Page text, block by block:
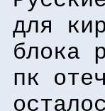
для
блока
пк